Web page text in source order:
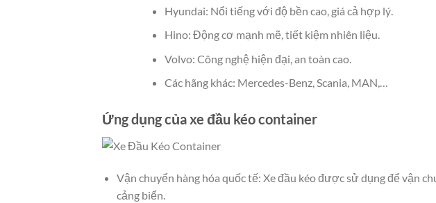
Hyundai: Nổi tiếng với độ bền cao, giá cả hợp lý.
Hino: Động cơ mạnh mẽ, tiết kiệm nhiên liệu.
Volvo: Công nghệ hiện đại, an toàn cao.
Các hãng khác: Mercedes-Benz, Scania, MAN,…
Ứng dụng của xe đầu kéo container
Vận chuyển hàng hóa quốc tế: Xe đầu kéo được sử dụng để vận
cảng biển.